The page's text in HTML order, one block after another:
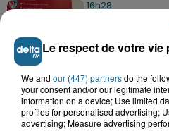
16h28
Foot,
un directeur
15h06
Hand :
préparer la
Le respect de votre
We and our (447) partnersdo the
your consent and/or our legitimate
information on a device; Use limited
profiles for personalised advertising;
advertising; Measure advertising